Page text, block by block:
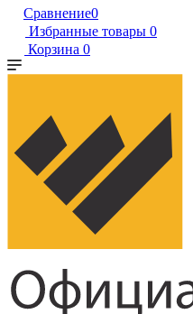
Сравнение0
Избранные товары 0
Корзина 0